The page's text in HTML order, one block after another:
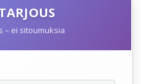
– ei sitoumuksia